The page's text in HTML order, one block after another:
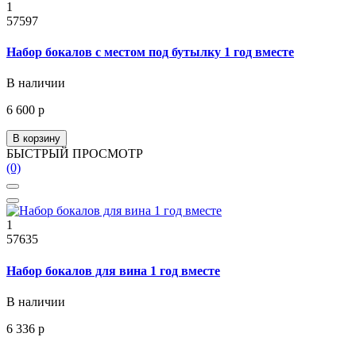
1
57597
Набор бокалов с местом под бутылку 1 год вместе
В наличии
6 600 р
В корзину
БЫСТРЫЙ ПРОСМОТР
(0)
1
57635
Набор бокалов для вина 1 год вместе
В наличии
6 336 р